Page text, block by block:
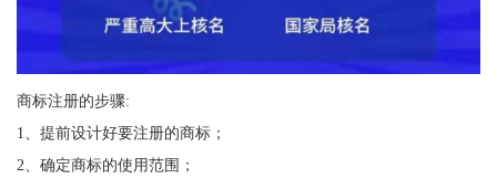
商标注册的步骤:
1、提前设计好要注册的商标；
2、确定商标的使用范围；